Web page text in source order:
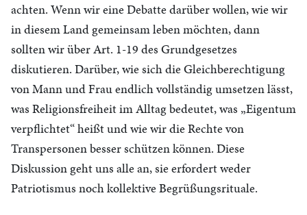
achten. Wenn wir eine Debatte darüber wollen, wie wir
in diesem Land gemeinsam leben möchten, dann
sollten wir über Art. 1-19 des Grundgesetzes
diskutieren. Darüber, wie sich die Gleichberechtigung
von Mann und Frau endlich vollständig umsetzen lässt,
was Religionsfreiheit im Alltag bedeutet, was „Eigentum
verpflichtet“ heißt und wie wir die Rechte von
Transpersonen besser schützen können. Diese
Diskussion geht uns alle an, sie erfordert weder
Patriotismus noch kollektive Begrüßungsrituale.